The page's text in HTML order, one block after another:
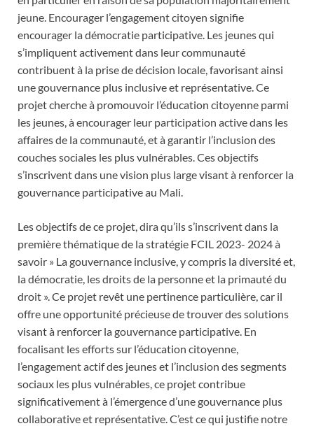
jeune. Encourager l’engagement citoyen signifie
encourager la démocratie participative. Les jeunes qui
s’impliquent activement dans leur communauté
contribuent à la prise de décision locale, favorisant ainsi
une gouvernance plus inclusive et représentative. Ce
projet cherche à promouvoir l’éducation citoyenne parmi
les jeunes, à encourager leur participation active dans les
affaires de la communauté, et à garantir l’inclusion des
couches sociales les plus vulnérables. Ces objectifs
s’inscrivent dans une vision plus large visant à renforcer la
gouvernance participative au Mali.
Les objectifs de ce projet, dira qu’ils s’inscrivent dans la
première thématique de la stratégie FCIL 2023- 2024 à
savoir » La gouvernance inclusive, y compris la diversité et,
la démocratie, les droits de la personne et la primauté du
droit ». Ce projet revêt une pertinence particulière, car il
offre une opportunité précieuse de trouver des solutions
visant à renforcer la gouvernance participative. En
focalisant les efforts sur l’éducation citoyenne,
l’engagement actif des jeunes et l’inclusion des segments
sociaux les plus vulnérables, ce projet contribue
significativement à l’émergence d’une gouvernance plus
collaborative et représentative. C’est ce qui justifie notre